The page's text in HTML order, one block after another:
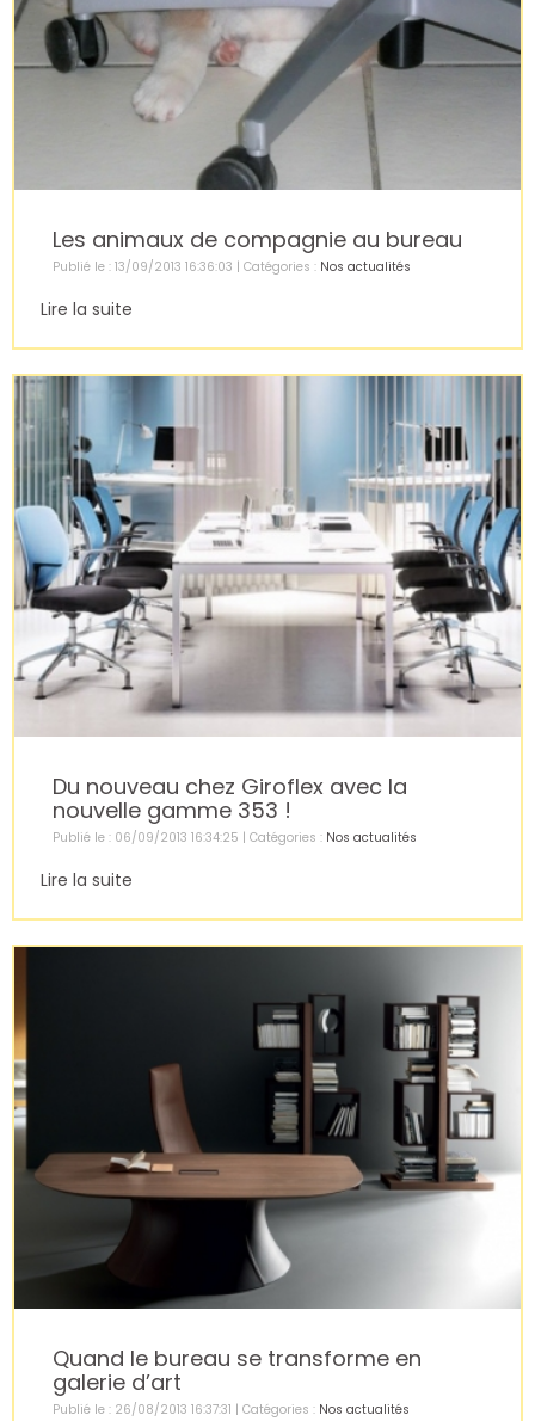
Les animaux de compagnie au bureau
Publié le : 13/09/2013 16:36:03 | Catégories : Nos actualités
Lire la suite
Du nouveau chez Giroflex avec la
nouvelle gamme 353 !
Publié le : 06/09/2013 16:34:25 | Catégories : Nos actualités
Lire la suite
Quand le bureau se transforme en
galerie d’art
Publié le : 26/08/2013 16:37:31 | Catégories : Nos actualités